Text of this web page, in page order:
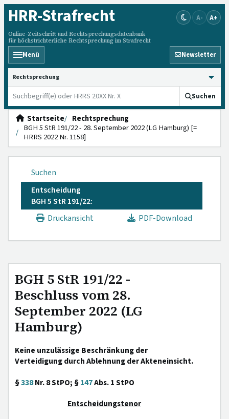
HRR-Strafrecht
Online-Zeitschrift und Rechtsprechungsdatenbank
für höchstrichterliche Rechtsprechung im Strafrecht
A- A+
Menü Newsletter
HRRS durchsuchen
Suchen
Startseite
Rechtsprechung
BGH 5 StR 191/22 - 28. September 2022 (LG Hamburg) [=
HRRS 2022 Nr. 1158]
Suchen
Entscheidung
BGH 5 StR 191/22:
Druckansicht
PDF-Download
BGH 5 StR 191/22 -
Beschluss vom 28.
September 2022 (LG
Hamburg)
Keine unzulässige Beschränkung der
Verteidigung durch Ablehnung der Akteneinsicht.
§338Nr. 8 StPO; §147Abs. 1 StPO
Entscheidungstenor